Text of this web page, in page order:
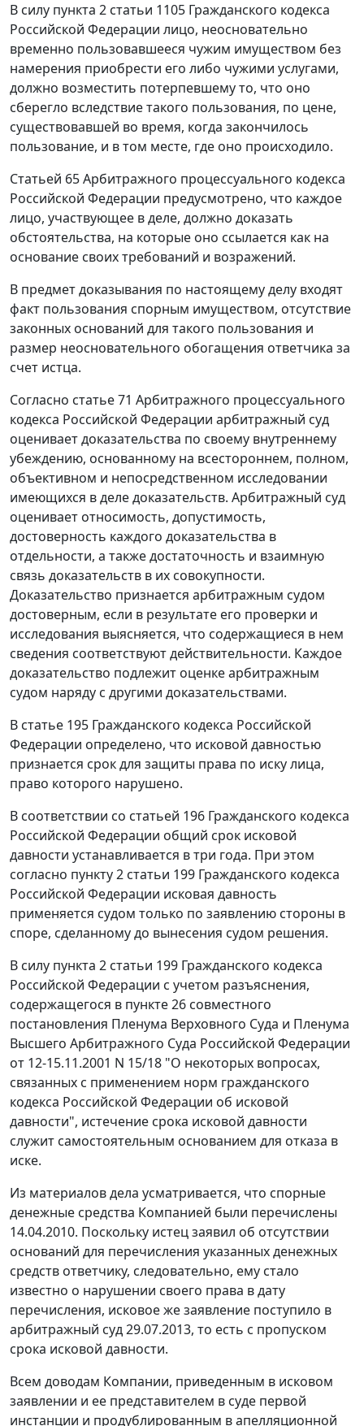
В силу пункта 2 статьи 1105 Гражданского кодекса
Российской Федерации лицо, неосновательно
временно пользовавшееся чужим имуществом без
намерения приобрести его либо чужими услугами,
должно возместить потерпевшему то, что оно
сберегло вследствие такого пользования, по цене,
существовавшей во время, когда закончилось
пользование, и в том месте, где оно происходило.
Статьей 65Арбитражного процессуального кодекса
Российской Федерации предусмотрено, что каждое
лицо, участвующее в деле, должно доказать
обстоятельства, на которые оно ссылается как на
основание своих требований и возражений.
В предмет доказывания по настоящему делу входят
факт пользования спорным имуществом, отсутствие
законных оснований для такого пользования и
размер неосновательного обогащения ответчика за
счет истца.
Согласно статье 71 Арбитражного процессуального
кодекса Российской Федерации арбитражный суд
оценивает доказательства по своему внутреннему
убеждению, основанному на всестороннем, полном,
объективном и непосредственном исследовании
имеющихся в деле доказательств. Арбитражный суд
оценивает относимость, допустимость,
достоверность каждого доказательства в
отдельности, а также достаточность и взаимную
связь доказательств в их совокупности.
Доказательство признается арбитражным судом
достоверным, если в результате его проверки и
исследования выясняется, что содержащиеся в нем
сведения соответствуют действительности. Каждое
доказательство подлежит оценке арбитражным
судом наряду с другими доказательствами.
В статье 195 Гражданского кодекса Российской
Федерации определено, что исковой давностью
признается срок для защиты права по иску лица,
право которого нарушено.
В соответствии со статьей 196 Гражданского кодекса
Российской Федерации общий срок исковой
давности устанавливается в три года. При этом
согласно пункту 2 статьи 199 Гражданского кодекса
Российской Федерации исковая давность
применяется судом только по заявлению стороны в
споре, сделанному до вынесения судом решения.
В силу пункта 2 статьи 199 Гражданского кодекса
Российской Федерации с учетом разъяснения,
содержащегося в пункте 26 совместного
постановления Пленума Верховного Суда и Пленума
Высшего Арбитражного Суда Российской Федерации
от 12-15.11.2001 N 15/18 "О некоторых вопросах,
связанных с применением норм гражданского
кодекса Российской Федерации об исковой
давности", истечение срока исковой давности
служит самостоятельным основанием для отказа в
иске.
Из материалов дела усматривается, что спорные
денежные средства Компанией были перечислены
14.04.2010. Поскольку истец заявил об отсутствии
оснований для перечисления указанных денежных
средств ответчику, следовательно, ему стало
известно о нарушении своего права в дату
перечисления, исковое же заявление поступило в
арбитражный суд 29.07.2013, то есть с пропуском
срока исковой давности.
Всем доводам Компании, приведенным в исковом
заявлении и ее представителем в суде первой
инстанции и продублированным в апелляционной